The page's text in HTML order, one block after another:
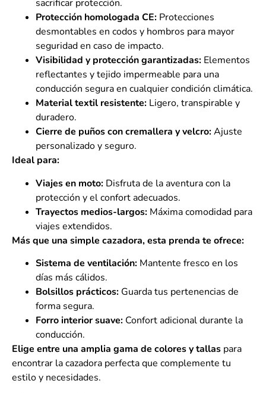
sacrificar protección.
Protección homologada CE: Protecciones
desmontables en codos y hombros para mayor
seguridad en caso de impacto.
Visibilidad y protección garantizadas: Elementos
reflectantes y tejido impermeable para una
conducción segura en cualquier condición climática.
Material textil resistente: Ligero, transpirable y
duradero.
Cierre de puños con cremallera y velcro:Ajuste
personalizado y seguro.
Ideal para:
Viajes en moto: Disfruta de la aventura con la
protección y el confort adecuados.
Trayectos medios-largos: Máxima comodidad para
viajes extendidos.
Más que una simple cazadora, esta prenda te ofrece:
Sistema de ventilación: Mantente fresco en los
días más cálidos.
Bolsillos prácticos: Guarda tus pertenencias de
forma segura.
Forro interior suave: Confort adicional durante la
conducción.
Elige entre una amplia gama de colores y tallas para
encontrar la cazadora perfecta que complemente tu
estilo y necesidades.